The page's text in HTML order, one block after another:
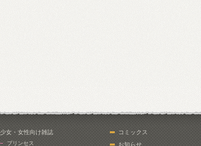
少女・女性向け雑誌
プリンセス
コミックス
お知らせ